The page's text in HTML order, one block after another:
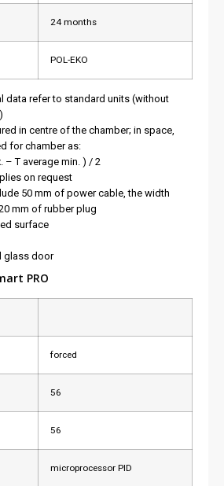
24 months
POL-EKO
data refer to standard units (without
in centre of the chamber; in space,
for chamber as:
– T average min. ) / 2
on request
50 mm of power cable, the width
mm of rubber plug
surface
glass door
PRO
forced
56
56
microprocessor PID